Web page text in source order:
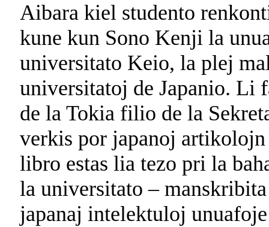
Aibara kiel studento
kune kun Sono Kenji la
universitato Keio, la plej
universitatoj de Japanio. Li
de la Tokia filio de la
verkis por japanoj
libro estas lia tezo pri la
la universitato –
japanaj intelektuloj